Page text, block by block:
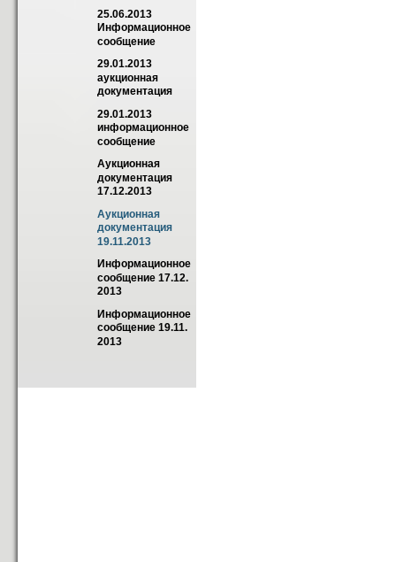
25.06.2013
Информационное
сообщение
29.01.2013
аукционная
документация
29.01.2013
информационное
сообщение
Аукционная
документация
17.12.2013
Аукционная
документация
19.11.2013
Информационное
сообщение 17.12.
2013
Информационное
сообщение 19.11.
2013